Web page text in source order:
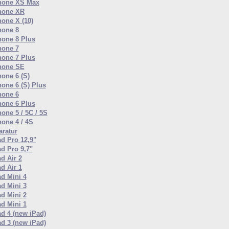
XS Max
XR
X (10)
8
8 Plus
7
7 Plus
SE
6 (S)
6 (S) Plus
6
6 Plus
5 / 5C / 5S
4 / 4S
Pro 12,9"
Pro 9,7"
Air 2
Air 1
Mini 4
Mini 3
Mini 2
Mini 1
4 (new iPad)
3 (new iPad)